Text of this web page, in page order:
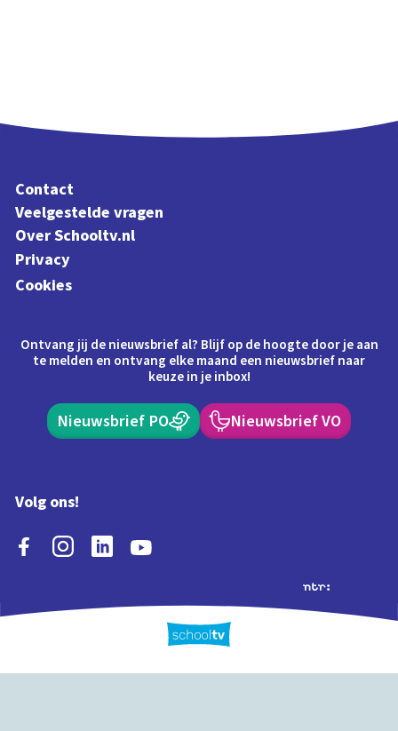
Contact
Veelgestelde vragen
Over Schooltv.nl
Privacy
Cookies
Ontvang jij de nieuwsbrief al? Blijf op de hoogte door je aan
te melden en ontvang elke maand een nieuwsbrief naar
keuze in je inbox!
Nieuwsbrief PO Nieuwsbrief VO
Volg ons!